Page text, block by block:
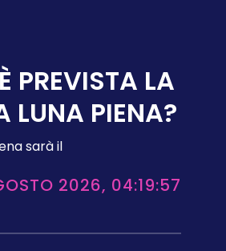
PREVISTA LA
LUNA PIENA?
sarà il
2026, 04:19:57